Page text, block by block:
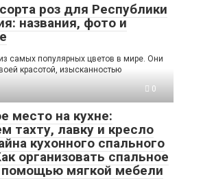
роз для Республики
названия, фото и
самых популярных цветов в мире. Они
красотой, изысканностью
0
место на кухне:
тахту, лавку и кресло
кухонного спального
организовать спальное
мягкой мебели